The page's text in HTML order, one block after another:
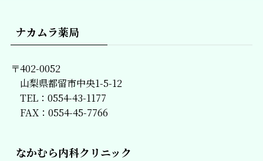
ナカムラ薬局
〒402-0052
山梨県都留市中央1-5-12
TEL：0554-43-1177
FAX：0554-45-7766
なかむら内科クリニック